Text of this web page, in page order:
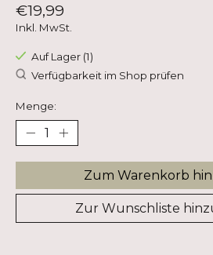
€19,99
Inkl. MwSt.
Auf Lager (1)
Verfügbarkeit im Shop prüfen
Menge:
Zum Warenkorb
Zur Wunschliste